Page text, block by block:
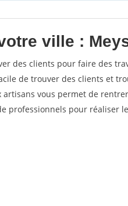
ville :
des clients pour faire des
de trouver des clients et
vous permet de
professionnels pour réaliser